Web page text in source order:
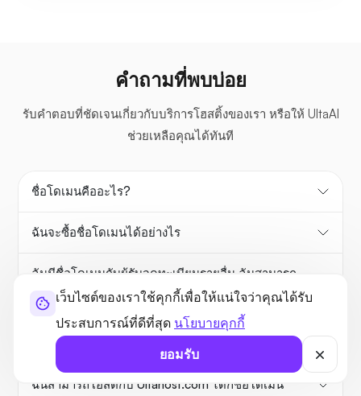
เว็บไซต์ของเราใช้คุกกี้เพื่อให้แน่ใจว่าคุณได้รับ
ประสบการณ์ที่ดีที่สุด นโยบายคุกกี้
ยอมรับ
คำถามที่พบบ่อย
รับคำตอบที่ชัดเจนเกี่ยวกับบริการโฮสติ้งของเรา หรือให้ UltaAI
ช่วยเหลือคุณได้ทันที
ชื่อโดเมนคืออะไร?
ฉันจะซื้อชื่อโดเมนได้อย่างไร
ฉันมีชื่อโดเมนกับผู้รับจดทะเบียนรายอื่น ฉันสามารถ
ถ่ายโอนไปยัง Ultahost.com ได้หรือไม่
ความเป็นส่วนตัวของโดเมนคืออะไร และฉันต้องการ
หรือไม่
ฉันสามารถโฮสต์กับ Ultahost.com ได้กี่ชื่อโดเมน